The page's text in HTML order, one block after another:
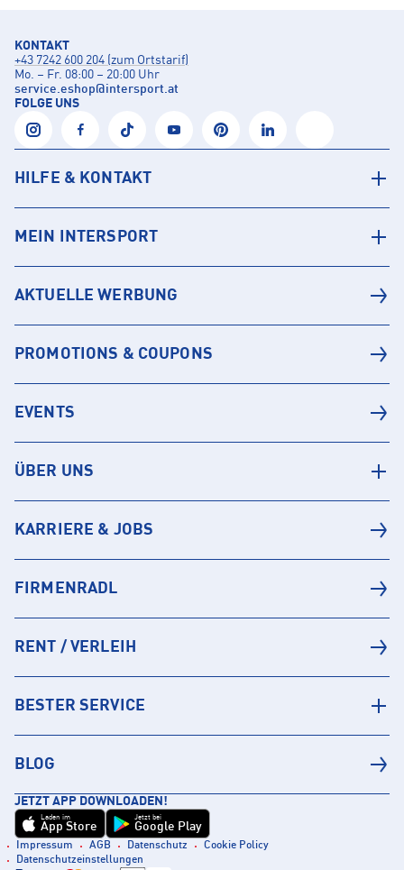
KONTAKT
+43 7242 600 204 (zum Ortstarif)
Mo. – Fr. 08:00 – 20:00 Uhr
service.eshop@intersport.at
FOLGE UNS
HILFE & KONTAKT
MEIN INTERSPORT
AKTUELLE WERBUNG
PROMOTIONS & COUPONS
EVENTS
ÜBER UNS
KARRIERE & JOBS
FIRMENRADL
RENT / VERLEIH
BESTER SERVICE
BLOG
JETZT APP DOWNLOADEN!
Laden im
App Store
Jetzt bei
Google Play
Impressum AGB Datenschutz
Cookie Policy
Datenschutzeinstellungen